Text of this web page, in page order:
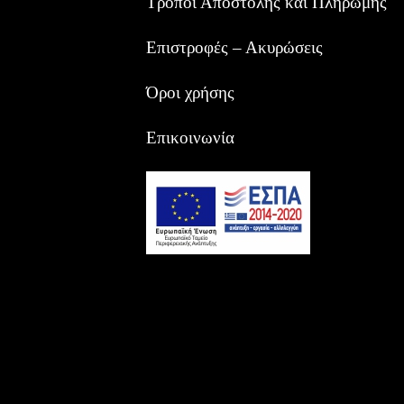
Επιστροφές – Ακυρώσεις
Όροι χρήσης
Επικοινωνία